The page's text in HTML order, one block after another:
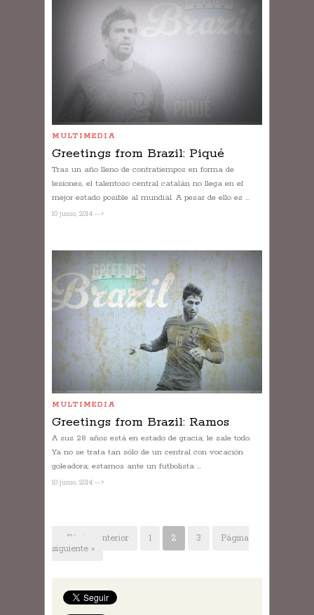
MULTIMEDIA
Greetings from Brazil: Piqué
Tras un año lleno de contratiempos en forma de
lesiones, el talentoso central catalán no llega en el
mejor estado posible al mundial. A pesar de ello es ...
10 junio, 2014 -->
MULTIMEDIA
Greetings from Brazil: Ramos
A sus 28 años está en estado de gracia; le sale todo.
Ya no se trata tan sólo de un central con vocación
goleadora; estamos ante un futbolista ...
10 junio, 2014 -->
« Página anterior 1 2 3
Página
siguiente »